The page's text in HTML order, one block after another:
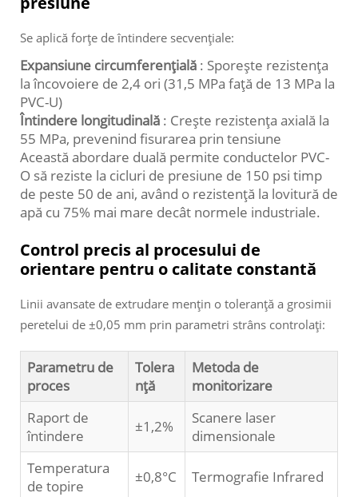
Se aplică forțe de întindere secvențiale:
Expansiune circumferențială : Sporește rezistența
la încovoiere de 2,4 ori (31,5 MPa față de 13 MPa la
PVC-U)
Întindere longitudinală : Crește rezistența axială la
55 MPa, prevenind fisurarea prin tensiune
Această abordare duală permite conductelor PVC-
O să reziste la cicluri de presiune de 150 psi timp
de peste 50 de ani, având o rezistență la lovitură de
apă cu 75% mai mare decât normele industriale.
Control precis al procesului de
orientare pentru o calitate constantă
Linii avansate de extrudare mențin o toleranță a grosimii
peretelui de ±0,05 mm prin parametri strâns controlați:
Parametru de
proces
Tolera
nță
Metoda de
monitorizare
Raport de
întindere
±1,2%
Scanere laser
dimensionale
Temperatura
de topire
±0,8°C Termografie Infrared